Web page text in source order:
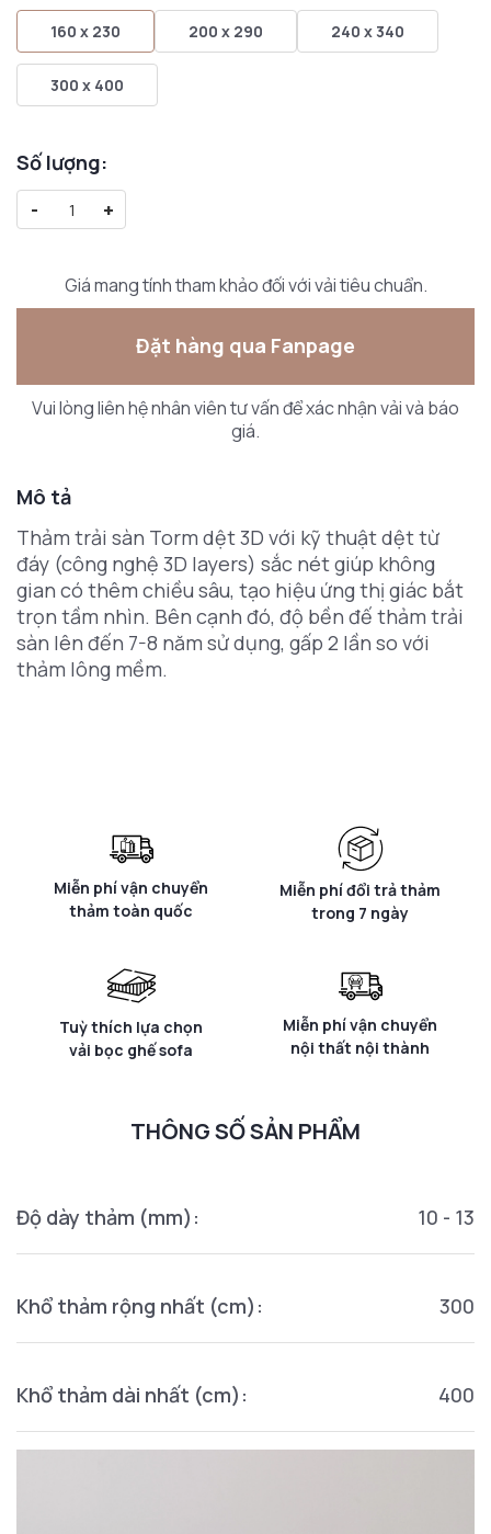
160 x 230 200 x 290 240 x 340
300 x 400
Số lượng:
-
+
Giá mang tính tham khảo đối với vải tiêu chuẩn.
Đặt hàng qua Fanpage
Vui lòng liên hệ nhân viên tư vấn để xác nhận vải và báo
giá.
Mô tả
Thảm trải sàn Torm dệt 3D với kỹ thuật dệt từ
đáy (công nghệ 3D layers) sắc nét giúp không
gian có thêm chiều sâu, tạo hiệu ứng thị giác bắt
trọn tầm nhìn. Bên cạnh đó, độ bền đế thảm trải
sàn lên đến 7-8 năm sử dụng, gấp 2 lần so với
thảm lông mềm.
Miễn phí vận chuyển
thảm toàn quốc
Miễn phí đổi trả thảm
trong 7 ngày
Tuỳ thích lựa chọn
vải bọc ghế sofa
Miễn phí vận chuyển
nội thất nội thành
THÔNG SỐ SẢN PHẨM
Độ dày thảm (mm): 10 - 13
Khổ thảm rộng nhất (cm): 300
Khổ thảm dài nhất (cm): 400